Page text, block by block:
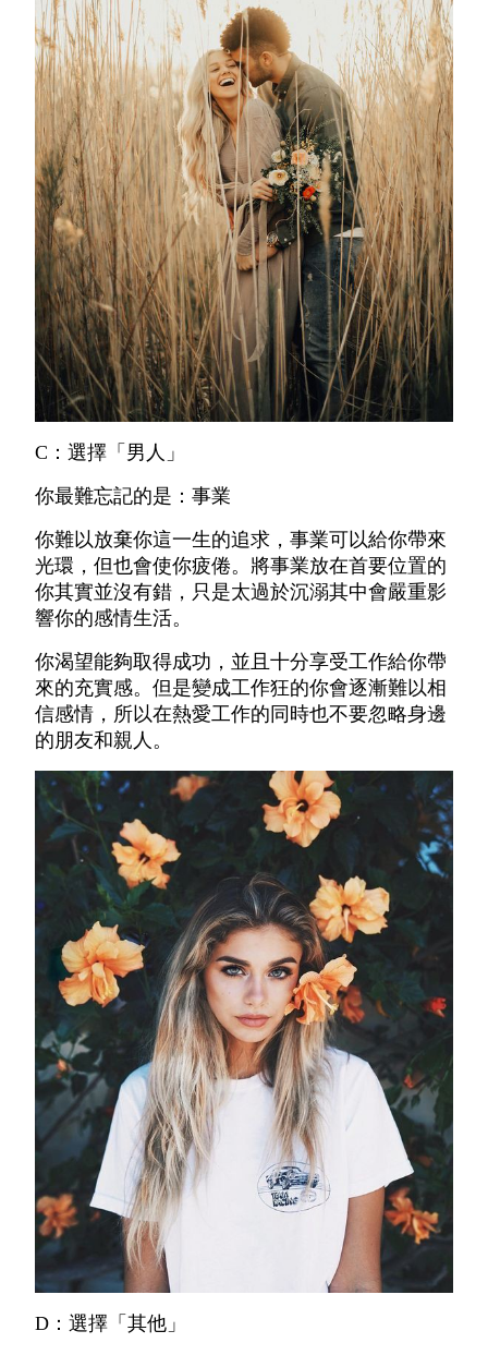
C：選擇「男人」
你最難忘記的是：事業
你難以放棄你這一生的追求，事業可以給你帶來
光環，但也會使你疲倦。將事業放在首要位置的
你其實並沒有錯，只是太過於沉溺其中會嚴重影
響你的感情生活。
你渴望能夠取得成功，並且十分享受工作給你帶
來的充實感。但是變成工作狂的你會逐漸難以相
信感情，所以在熱愛工作的同時也不要忽略身邊
的朋友和親人。
D：選擇「其他」